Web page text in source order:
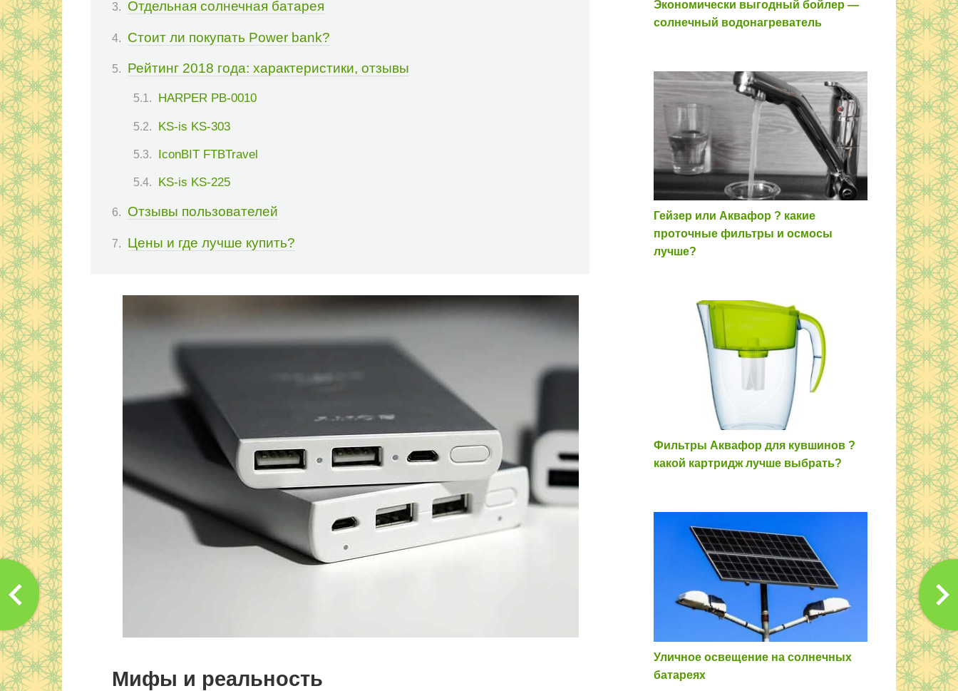
Отдельная солнечная батарея
Стоит ли покупать Power bank?
Рейтинг 2018 года: характеристики, отзывы
HARPER PB-0010
KS-is KS-303
IconBIT FTBTravel
KS-is KS-225
Отзывы пользователей
Цены и где лучше купить?
Мифы и реальность
Экономически выгодный бойлер —
солнечный водонагреватель
Гейзер или Аквафор ? какие
проточные фильтры и осмосы
лучше?
Фильтры Аквафор для кувшинов ?
какой картридж лучше выбрать?
Уличное освещение на солнечных
батареях